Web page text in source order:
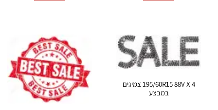
195/60R15 88V X 4 צמיגים
במבצע